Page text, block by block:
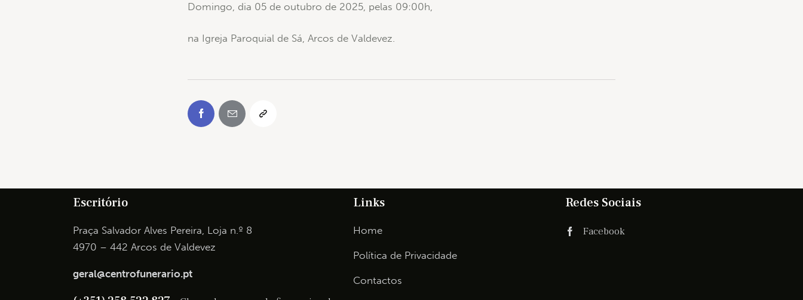
Domingo, dia 05 de outubro de 2025, pelas 09:00h,
na Igreja Paroquial de Sá, Arcos de Valdevez.
Escritório
Praça Salvador Alves Pereira, Loja n.º 8
4970 – 442 Arcos de Valdevez
geral@centrofunerario.pt
Links
Home
Política de Privacidade
Contactos
Redes Sociais
Facebook